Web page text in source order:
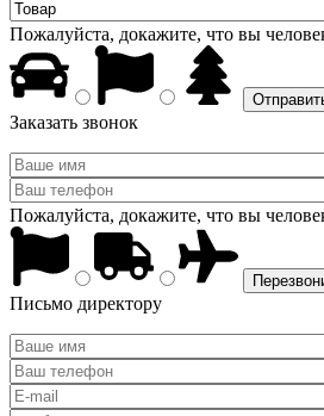
Пожалуйста, докажите, что вы
Заказать звонок
Пожалуйста, докажите, что вы
Письмо директору